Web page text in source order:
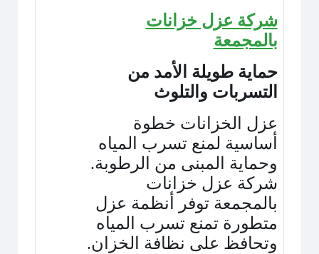
شركة عزل خزانات
بالمجمعة
حماية طويلة الأمد من
التسربات والتلوث
عزل الخزانات خطوة
أساسية لمنع تسرب المياه
وحماية المبنى من الرطوبة.
شركة عزل خزانات
بالمجمعة توفر أنظمة عزل
متطورة تمنع تسرب المياه
وتحافظ على نظافة الخزان.